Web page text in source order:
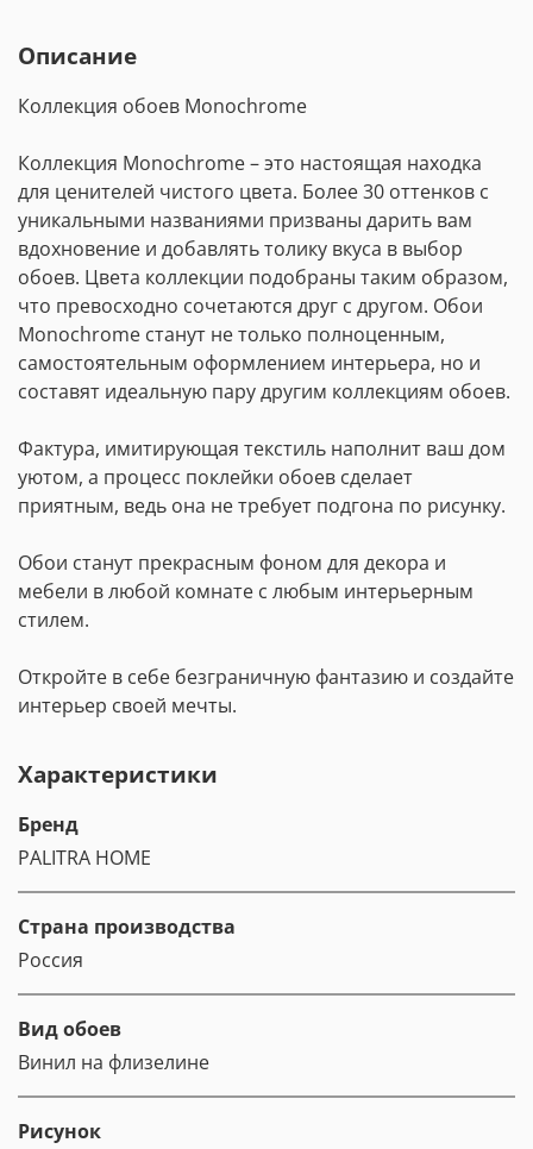
Описание
Коллекция обоев Monochrome
Коллекция Monochrome – это настоящая находка
для ценителей чистого цвета. Более 30 оттенков с
уникальными названиями призваны дарить вам
вдохновение и добавлять толику вкуса в выбор
обоев. Цвета коллекции подобраны таким образом,
что превосходно сочетаются друг с другом. Обои
Monochrome станут не только полноценным,
самостоятельным оформлением интерьера, но и
составят идеальную пару другим коллекциям обоев.
Фактура, имитирующая текстиль наполнит ваш дом
уютом, а процесс поклейки обоев сделает
приятным, ведь она не требует подгона по рисунку.
Обои станут прекрасным фоном для декора и
мебели в любой комнате с любым интерьерным
стилем.
Откройте в себе безграничную фантазию и создайте
интерьер своей мечты.
Характеристики
Бренд
PALITRA HOME
Страна производства
Россия
Вид обоев
Винил на флизелине
Рисунок